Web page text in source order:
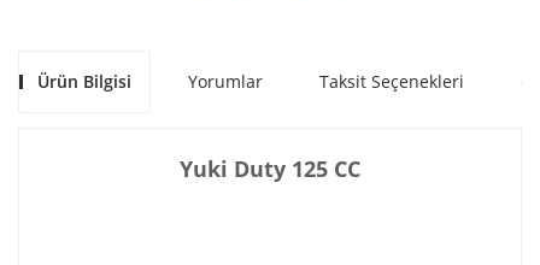
Ürün Bilgisi Yorumlar Taksit Seçenekleri
Yuki Duty 125 CC